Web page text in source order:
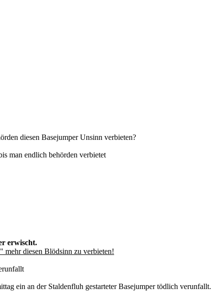
diesen Basejumper Unsinn verbieten?
man endlich behörden verbietet
erwischt.
diesen Blödsinn zu verbieten!
ein an der Staldenfluh gestarteter Basejumper tödlich verunfallt.